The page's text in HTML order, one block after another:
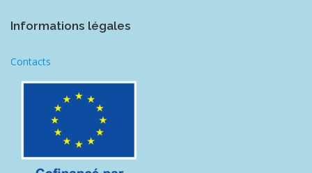
Informations légales
Contacts